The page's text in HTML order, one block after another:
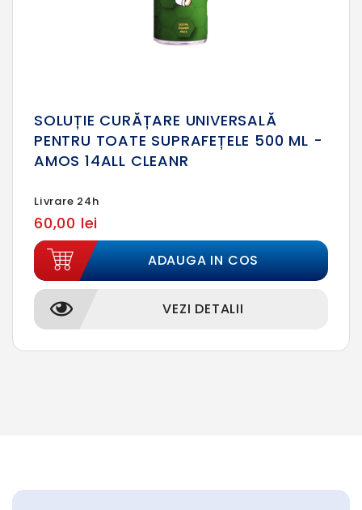
SOLUȚIE CURĂȚARE UNIVERSALĂ
PENTRU TOATE SUPRAFEȚELE 500 ML -
AMOS 14ALL CLEANR
Livrare 24h
60,00 lei
ADAUGA IN COS
VEZI DETALII